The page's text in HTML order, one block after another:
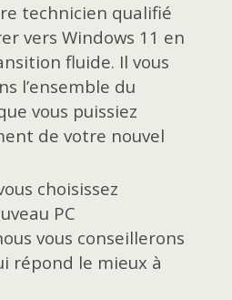
technicien qualifié
vers Windows 11 en
fluide. Il vous
l’ensemble du
vous puissiez
de votre nouvel
choisissez
PC
vous conseillerons
répond le mieux à